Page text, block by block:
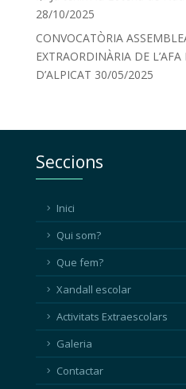
28/10/2025
CONVOCATÒRIA
EXTRAORDINÀRIA DE L’AFA
D’ALPICAT 30/05/2025
Seccions
Inici
Qui som?
Que fem?
Xandall escolar
Activitats Extraescolars
Galeria
Contactar